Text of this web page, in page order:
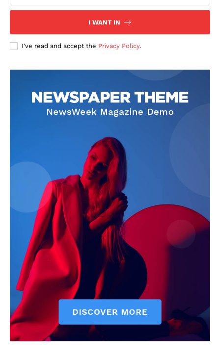
I WANT IN
I've read and accept the Privacy Policy.